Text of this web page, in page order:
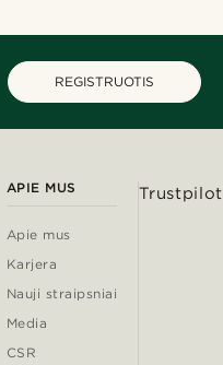
REGISTRUOTIS
APIE MUS
Apie mus
Karjera
Nauji straipsniai
Media
CSR
Trustpilot